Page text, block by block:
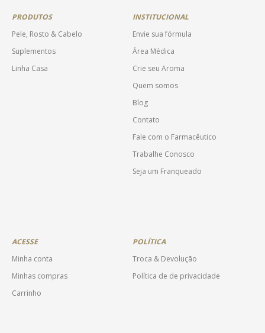
PRODUTOS
Pele, Rosto & Cabelo
Suplementos
Linha Casa
INSTITUCIONAL
Envie sua fórmula
Área Médica
Crie seu Aroma
Quem somos
Blog
Contato
Fale com o Farmacêutico
Trabalhe Conosco
Seja um Franqueado
ACESSE
Minha conta
Minhas compras
Carrinho
POLÍTICA
Troca & Devolução
Política de de privacidade